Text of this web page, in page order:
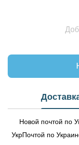
Новой почтой по
УкрПочтой по